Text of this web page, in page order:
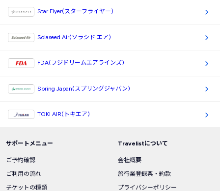
Star Flyer(スターフライヤー)
Solaseed Air(ソラシド エア)
FDA(フジドリームエアラインズ)
Spring Japan(スプリングジャパン)
TOKI AIR(トキエア)
サポートメニュー
ご予約確認
ご利用の流れ
チケットの種類
Travelistについて
会社概要
旅行業登録票・約款
プライバシーポリシー